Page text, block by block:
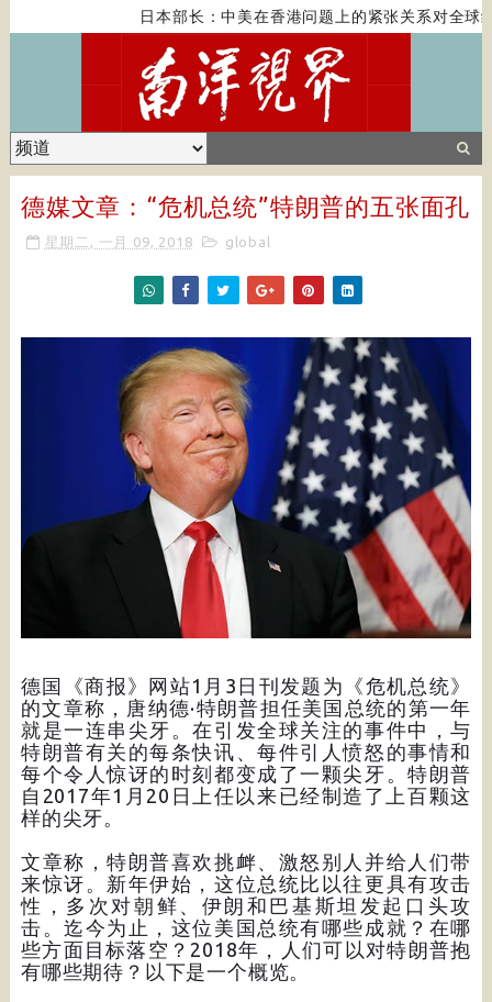
日本部长：中美在香港问题上的紧张关系对全球经
德媒文章：“危机总统”特朗普的五张面孔
星期二, 一月 09, 2018 global
德国《商报》网站1月3日刊发题为《危机总统》
的文章称，唐纳德·特朗普担任美国总统的第一年
就是一连串尖牙。在引发全球关注的事件中，与
特朗普有关的每条快讯、每件引人愤怒的事情和
每个令人惊讶的时刻都变成了一颗尖牙。特朗普
自2017年1月20日上任以来已经制造了上百颗这
样的尖牙。
文章称，特朗普喜欢挑衅、激怒别人并给人们带
来惊讶。新年伊始，这位总统比以往更具有攻击
性，多次对朝鲜、伊朗和巴基斯坦发起口头攻
击。迄今为止，这位美国总统有哪些成就？在哪
些方面目标落空？2018年，人们可以对特朗普抱
有哪些期待？以下是一个概览。